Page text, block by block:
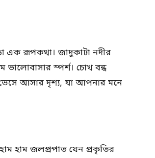
এক রূপকথা। জাদুকাটা নদীর
স্পর্শ। চোখ বন্ধ
আসার দৃশ্য, যা আপনার মনে
হাম জলপ্রপাত যেন প্রকৃতির